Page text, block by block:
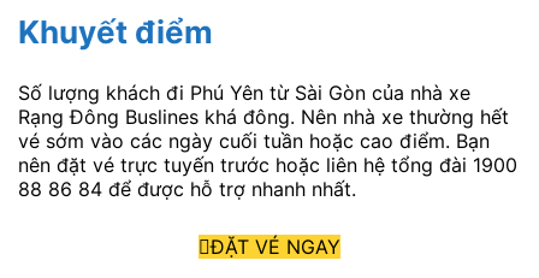
Khuyết điểm
Số lượng khách đi Phú Yên từ Sài Gòn của nhà xe
Rạng Đông Buslines khá đông. Nên nhà xe thường hết
vé sớm vào các ngày cuối tuần hoặc cao điểm. Bạn
nên đặt vé trực tuyến trước hoặc liên hệ tổng đài 1900
88 86 84 để được hỗ trợ nhanh nhất.
ĐẶT VÉ NGAY